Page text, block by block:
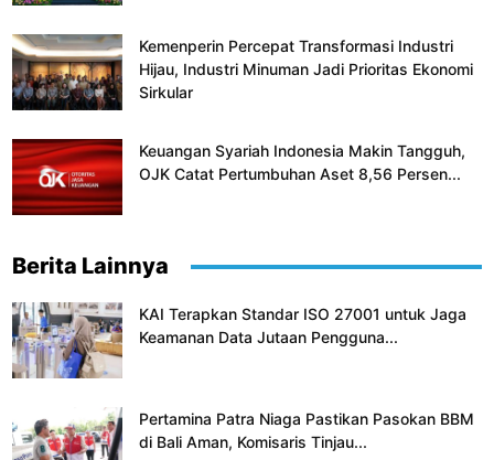
Kemenperin Percepat Transformasi Industri
Hijau, Industri Minuman Jadi Prioritas Ekonomi
Sirkular
Keuangan Syariah Indonesia Makin Tangguh,
OJK Catat Pertumbuhan Aset 8,56 Persen...
Berita Lainnya
KAI Terapkan Standar ISO 27001 untuk Jaga
Keamanan Data Jutaan Pengguna...
Pertamina Patra Niaga Pastikan Pasokan BBM
di Bali Aman, Komisaris Tinjau...